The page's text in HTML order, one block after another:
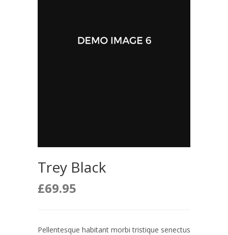
Trey Black
£69.95
Pellentesque habitant morbi tristique senectus